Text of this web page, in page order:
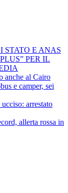
STATO E ANAS
PER IL
anche al Cairo
e camper, sei
arrestato
allerta rossa in